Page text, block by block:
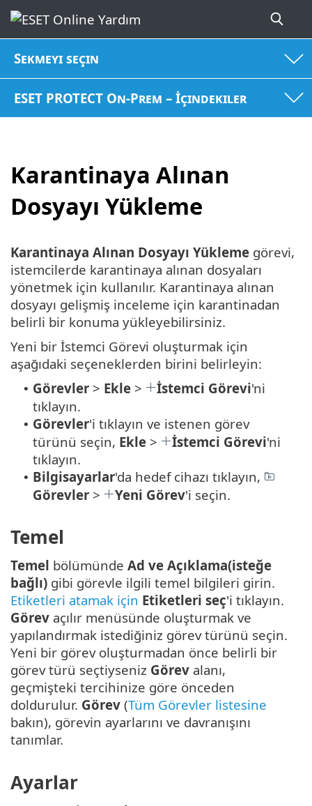
Sekmeyi seçin
ESET PROTECT On-Prem – İçindekiler
Karantinaya Alınan
Dosyayı Yükleme
Karantinaya Alınan Dosyayı Yükleme görevi,
istemcilerde karantinaya alınan dosyaları
yönetmek için kullanılır. Karantinaya alınan
dosyayı gelişmiş inceleme için karantinadan
belirli bir konuma yükleyebilirsiniz.
Yeni bir İstemci Görevi oluşturmak için
aşağıdaki seçeneklerden birini belirleyin:
• Görevler > Ekle > İstemci Görevi'ni
tıklayın.
• Görevler'i tıklayın ve istenen görev
türünü seçin, Ekle > İstemci Görevi'ni
tıklayın.
• Bilgisayarlar'da hedef cihazı tıklayın,
Görevler > Yeni Görev'i seçin.
Temel
Temel bölümünde Ad ve Açıklama(isteğe
bağlı) gibi görevle ilgili temel bilgileri girin.
Etiketleri atamak için Etiketleri seç'i tıklayın.
Görev açılır menüsünde oluşturmak ve
yapılandırmak istediğiniz görev türünü seçin.
Yeni bir görev oluşturmadan önce belirli bir
görev türü seçtiyseniz Görev alanı,
geçmişteki tercihinize göre önceden
doldurulur. Görev (Tüm Görevler listesine
bakın), görevin ayarlarını ve davranışını
tanımlar.
Ayarlar